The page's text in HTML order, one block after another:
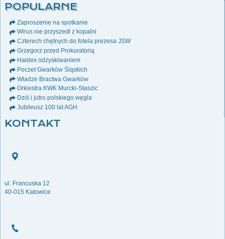
POPULARNE
Zaproszenie na spotkanie
Wirus nie przyszedł z kopalni
Czterech chętnych do fotela prezesa JSW
Grzegorz przed Prokuratorią
Haldex odzyskiwaniem
Poczet Gwarków Śląskich
Władze Bractwa Gwarków
Orkiestra KWK Murcki-Staszic
Dziś i jutro polskiego węgla
Jubileusz 100 lat AGH
KONTAKT
ul. Francuska 12
40-015 Katowice